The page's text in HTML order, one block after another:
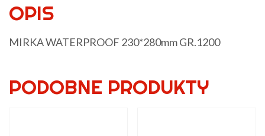
OPIS
MIRKA WATERPROOF 230*280mm GR.1200
PODOBNE PRODUKTY